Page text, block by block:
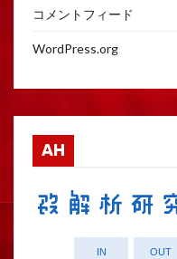
コメントフィード
WordPress.org
AH